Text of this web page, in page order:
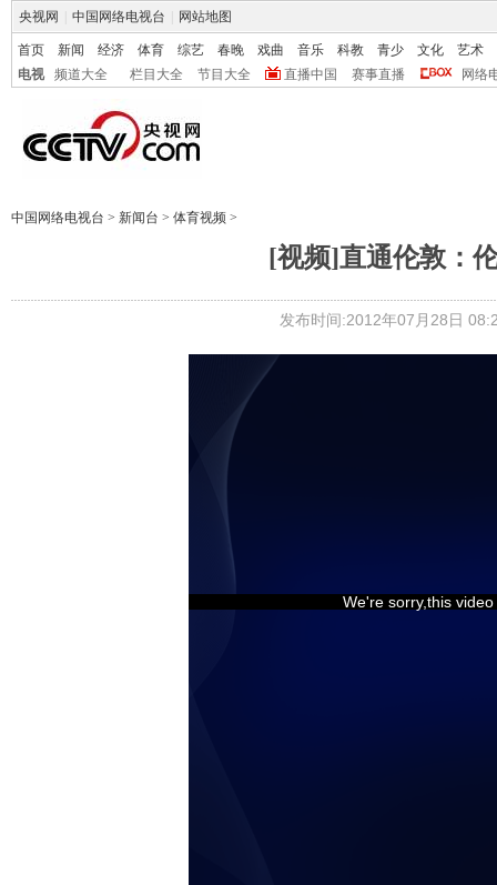
央视网 中国网络电视台 网站地图
首页 新闻 经济 体育 综艺 春晚 戏曲 音乐 科教 青少 文化
艺术
电视
频道大全 栏目大全 节目大全 直播中国 赛事直播 网络
中国网络电视台 > 新闻台 > 体育视频 >
[视频]直通伦敦：
发布时间:2012年07月28日
We're sorry,this